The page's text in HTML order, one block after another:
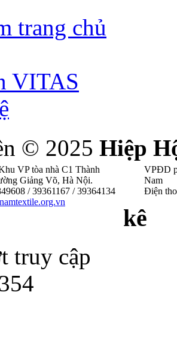
trang chủ
VITAS
© 2025 Hiệp
VP tòa nhà C1 Thành
Giảng Võ, Hà Nội .
/ 39361167 / 39364134
VPĐD
Nam
Điện
kê
truy cập